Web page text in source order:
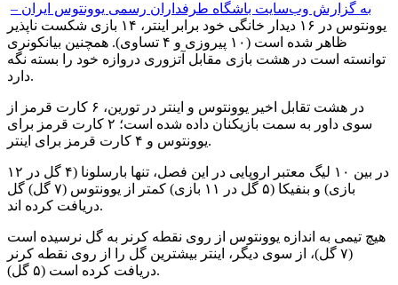
به گزارش وب‌سایت باشگاه طرفداران رسمی یوونتوس ایران –
یوونتوس در ۱۶ دیدار خانگی خود برابر اینتر، ۱۴ بازی شکست ناپذیر
ظاهر شده است (۱۰ پیروزی و ۴ تساوی). همچنین بیانکونری
توانسته است در هشت بازی مقابل آتزوری دروازه خود را بسته نگه
دارد.
در هشت تقابل اخیر یوونتوس و اینتر در تورین، ۶ کارت قرمز از
سوی داور به سمت بازیکنان داده شده است؛ ۲ کارت قرمز برای
یوونتوس و ۴ کارت قرمز برای اینتر.
در بین ۱۰ لیگ معتبر اروپایی در این فصل، تنها بارسلونا (۴ گل در ۱۲
بازی) و بنفیکا (۵ گل در ۱۱ بازی) کمتر از یوونتوس (۷ گل) گل
دریافت کرده اند.
هیچ تیمی به اندازه یوونتوس از روی نقطه کرنر به گل نرسیده است
(۷ گل)، از سوی دیگر، اینتر بیشترین گل را از روی نقطه کرنر
دریافت کرده است (۵ گل).